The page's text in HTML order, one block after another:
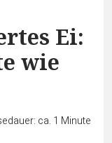
Ei:
wie
ca. 1 Minute